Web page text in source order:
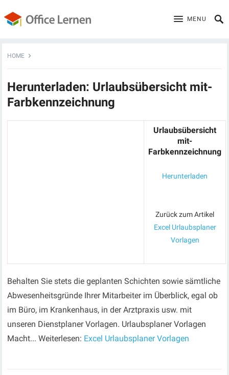
MENU
HOME
Herunterladen: Urlaubsübersicht mit-
Farbkennzeichnung
Urlaubsübersicht
mit-
Farbkennzeichnung
Herunterladen
Zurück zum Artikel
Excel Urlaubsplaner
Vorlagen
Behalten Sie stets die geplanten Schichten sowie sämtliche
Abwesenheitsgründe Ihrer Mitarbeiter im Überblick, egal ob
im Büro, im Krankenhaus, in der Arztpraxis usw. mit
unseren Dienstplaner Vorlagen. Urlaubsplaner Vorlagen
Macht... Weiterlesen: Excel Urlaubsplaner Vorlagen